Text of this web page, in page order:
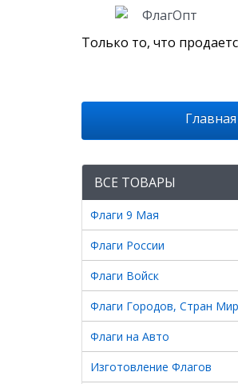
Только то, что
Главная
ВСЕ ТОВАРЫ
Флаги 9 Мая
Флаги России
Флаги Войск
Флаги Городов, Стран
Флаги на Авто
Изготовление Флагов